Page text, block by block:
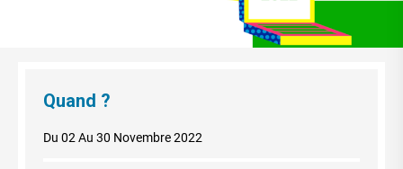
Quand ?
Du 02 Au 30 Novembre 2022